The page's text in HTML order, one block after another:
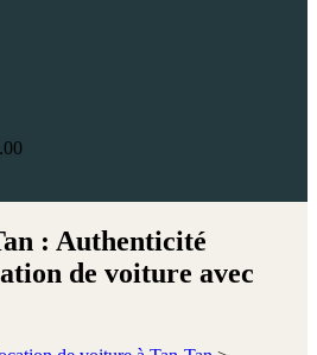
: Authenticité
de voiture avec